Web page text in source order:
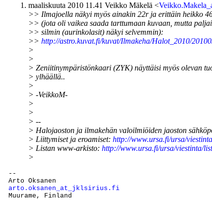
maaliskuuta 2010 11.41 Veikko Mäkelä <
>> Ilmajoella näkyi myös ainakin 22r ja erittäin heikko
>> (jota oli vaikea saada tarttumaan kuvaan, mutta
>> silmin (aurinkolasit) näkyi selvemmin):
>> http://astro.kuvat.fi/kuvat/Ilmakeha/Halot_2010/
>
>
> Zeniitinympäristönkaari (ZYK) näyttäisi myös olevan
> ylhäällä..
>
> -VeikkoM-
>
>
> --
> Halojaoston ja ilmakehän valoilmiöiden jaoston
> Liittymiset ja eroamiset: http://www.ursa.fi/ursa/
> Listan www-arkisto: http://www.ursa.fi/ursa/viestinta/
>
--
arto.oksanen_at_jklsirius.fi
Muurame, Finland